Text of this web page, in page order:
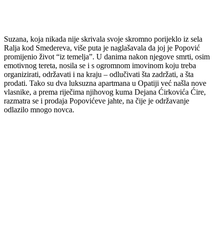
Suzana, koja nikada nije skrivala svoje skromno porijeklo iz sela
Ralja kod Smedereva, više puta je naglašavala da joj je Popović
promijenio život “iz temelja”. U danima nakon njegove smrti, osim
emotivnog tereta, nosila se i s ogromnom imovinom koju treba
organizirati, održavati i na kraju – odlučivati šta zadržati, a šta
prodati. Tako su dva luksuzna apartmana u Opatiji već našla nove
vlasnike, a prema riječima njihovog kuma Dejana Ćirkovića Ćire,
razmatra se i prodaja Popovićeve jahte, na čije je održavanje
odlazilo mnogo novca.